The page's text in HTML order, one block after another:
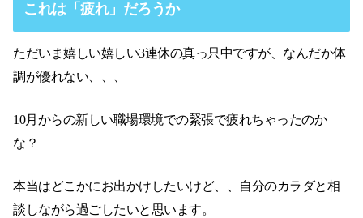
これは「疲れ」だろうか
ただいま嬉しい嬉しい3連休の真っ只中ですが、なんだか体
調が優れない、、、
10月からの新しい職場環境での緊張で疲れちゃったのか
な？
本当はどこかにお出かけしたいけど、、自分のカラダと相
談しながら過ごしたいと思います。